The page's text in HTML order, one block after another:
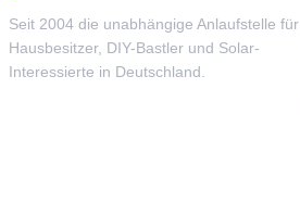
Seit 2004 die unabhängige Anlaufstelle für
Hausbesitzer, DIY-Bastler und Solar-
Interessierte in Deutschland.